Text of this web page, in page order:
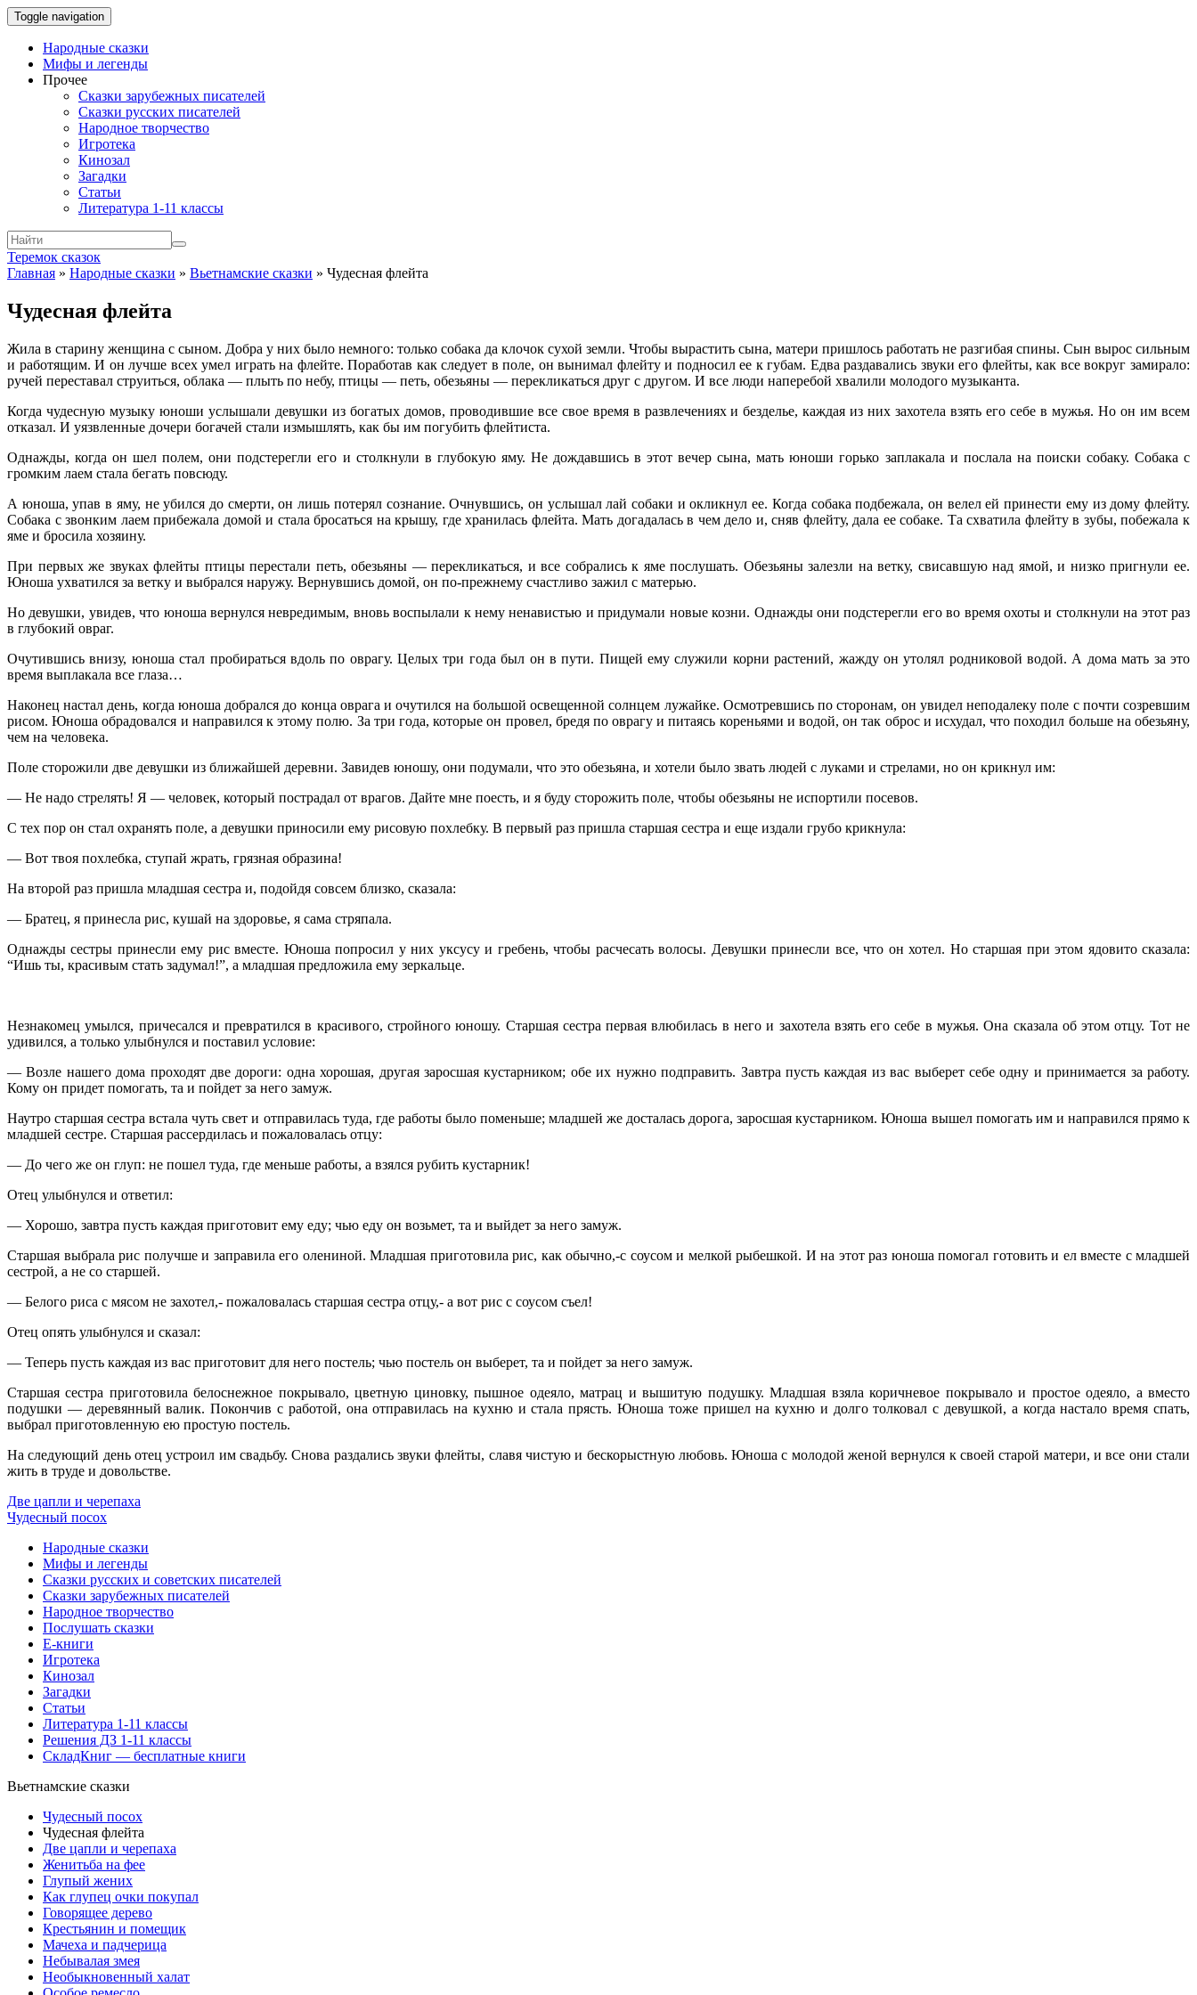
Toggle navigation
Народные сказки
Мифы и легенды
Прочее
Сказки зарубежных писателей
Сказки русских писателей
Народное творчество
Игротека
Кинозал
Загадки
Статьи
Литература 1-11 классы
Теремок сказок
Главная » Народные сказки » Вьетнамские сказки » Чудесная флейта
Чудесная флейта
Жила в старину женщина с сыном. Добра у них было немного: только собака да клочок сухой земли. Чтобы вырастить сына, матери пришлось работать не разгибая спины. Сын вырос сильным
и работящим. И он лучше всех умел играть на флейте. Поработав как следует в поле, он вынимал флейту и подносил ее к губам. Едва раздавались звуки его флейты, как все вокруг замирало:
ручей переставал струиться, облака — плыть по небу, птицы — петь, обезьяны — перекликаться друг с другом. И все люди наперебой хвалили молодого музыканта.
Когда чудесную музыку юноши услышали девушки из богатых домов, проводившие все свое время в развлечениях и безделье, каждая из них захотела взять его себе в мужья. Но он им всем
отказал. И уязвленные дочери богачей стали измышлять, как бы им погубить флейтиста.
Однажды, когда он шел полем, они подстерегли его и столкнули в глубокую яму. Не дождавшись в этот вечер сына, мать юноши горько заплакала и послала на поиски собаку. Собака с
громким лаем стала бегать повсюду.
А юноша, упав в яму, не убился до смерти, он лишь потерял сознание. Очнувшись, он услышал лай собаки и окликнул ее. Когда собака подбежала, он велел ей принести ему из дому флейту.
Собака с звонким лаем прибежала домой и стала бросаться на крышу, где хранилась флейта. Мать догадалась в чем дело и, сняв флейту, дала ее собаке. Та схватила флейту в зубы, побежала к
яме и бросила хозяину.
При первых же звуках флейты птицы перестали петь, обезьяны — перекликаться, и все собрались к яме послушать. Обезьяны залезли на ветку, свисавшую над ямой, и низко пригнули ее.
Юноша ухватился за ветку и выбрался наружу. Вернувшись домой, он по-прежнему счастливо зажил с матерью.
Но девушки, увидев, что юноша вернулся невредимым, вновь воспылали к нему ненавистью и придумали новые козни. Однажды они подстерегли его во время охоты и столкнули на этот раз
в глубокий овраг.
Очутившись внизу, юноша стал пробираться вдоль по оврагу. Целых три года был он в пути. Пищей ему служили корни растений, жажду он утолял родниковой водой. А дома мать за это
время выплакала все глаза…
Наконец настал день, когда юноша добрался до конца оврага и очутился на большой освещенной солнцем лужайке. Осмотревшись по сторонам, он увидел неподалеку поле с почти созревшим
рисом. Юноша обрадовался и направился к этому полю. За три года, которые он провел, бредя по оврагу и питаясь кореньями и водой, он так оброс и исхудал, что походил больше на обезьяну,
чем на человека.
Поле сторожили две девушки из ближайшей деревни. Завидев юношу, они подумали, что это обезьяна, и хотели было звать людей с луками и стрелами, но он крикнул им:
— Не надо стрелять! Я — человек, который пострадал от врагов. Дайте мне поесть, и я буду сторожить поле, чтобы обезьяны не испортили посевов.
С тех пор он стал охранять поле, а девушки приносили ему рисовую похлебку. В первый раз пришла старшая сестра и еще издали грубо крикнула:
— Вот твоя похлебка, ступай жрать, грязная образина!
На второй раз пришла младшая сестра и, подойдя совсем близко, сказала:
— Братец, я принесла рис, кушай на здоровье, я сама стряпала.
Однажды сестры принесли ему рис вместе. Юноша попросил у них уксусу и гребень, чтобы расчесать волосы. Девушки принесли все, что он хотел. Но старшая при этом ядовито сказала:
“Ишь ты, красивым стать задумал!”, а младшая предложила ему зеркальце.
Незнакомец умылся, причесался и превратился в красивого, стройного юношу. Старшая сестра первая влюбилась в него и захотела взять его себе в мужья. Она сказала об этом отцу. Тот не
удивился, а только улыбнулся и поставил условие:
— Возле нашего дома проходят две дороги: одна хорошая, другая заросшая кустарником; обе их нужно подправить. Завтра пусть каждая из вас выберет себе одну и принимается за работу.
Кому он придет помогать, та и пойдет за него замуж.
Наутро старшая сестра встала чуть свет и отправилась туда, где работы было поменьше; младшей же досталась дорога, заросшая кустарником. Юноша вышел помогать им и направился прямо к
младшей сестре. Старшая рассердилась и пожаловалась отцу:
— До чего же он глуп: не пошел туда, где меньше работы, а взялся рубить кустарник!
Отец улыбнулся и ответил:
— Хорошо, завтра пусть каждая приготовит ему еду; чью еду он возьмет, та и выйдет за него замуж.
Старшая выбрала рис получше и заправила его олениной. Младшая приготовила рис, как обычно,-с соусом и мелкой рыбешкой. И на этот раз юноша помогал готовить и ел вместе с младшей
сестрой, а не со старшей.
— Белого риса с мясом не захотел,- пожаловалась старшая сестра отцу,- а вот рис с соусом съел!
Отец опять улыбнулся и сказал:
— Теперь пусть каждая из вас приготовит для него постель; чью постель он выберет, та и пойдет за него замуж.
Старшая сестра приготовила белоснежное покрывало, цветную циновку, пышное одеяло, матрац и вышитую подушку. Младшая взяла коричневое покрывало и простое одеяло, а вместо
подушки — деревянный валик. Покончив с работой, она отправилась на кухню и стала прясть. Юноша тоже пришел на кухню и долго толковал с девушкой, а когда настало время спать,
выбрал приготовленную ею простую постель.
На следующий день отец устроил им свадьбу. Снова раздались звуки флейты, славя чистую и бескорыстную любовь. Юноша с молодой женой вернулся к своей старой матери, и все они стали
жить в труде и довольстве.
Две цапли и черепаха
Чудесный посох
Народные сказки
Мифы и легенды
Сказки русских и советских писателей
Сказки зарубежных писателей
Народное творчество
Послушать сказки
Е-книги
Игротека
Кинозал
Загадки
Статьи
Литература 1-11 классы
Решения ДЗ 1-11 классы
СкладКниг — бесплатные книги
Вьетнамские сказки
Чудесный посох
Чудесная флейта
Две цапли и черепаха
Женитьба на фее
Глупый жених
Как глупец очки покупал
Говорящее дерево
Крестьянин и помещик
Мачеха и падчерица
Небывалая змея
Необыкновенный халат